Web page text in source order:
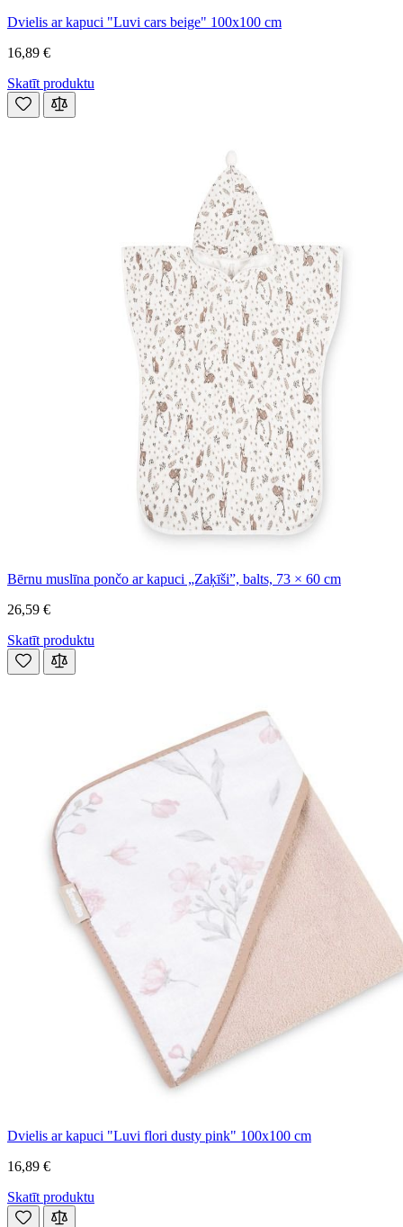
Dvielis ar kapuci "Luvi cars beige" 100x100 cm
16,89 €
Skatīt produktu
Bērnu muslīna pončo ar kapuci „Zaķīši”, balts, 73 × 60 cm
26,59 €
Skatīt produktu
Dvielis ar kapuci "Luvi flori dusty pink" 100x100 cm
16,89 €
Skatīt produktu